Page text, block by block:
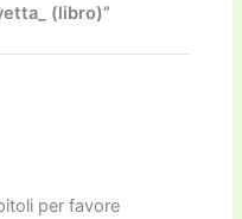
m n
k
(libro)”
per favore